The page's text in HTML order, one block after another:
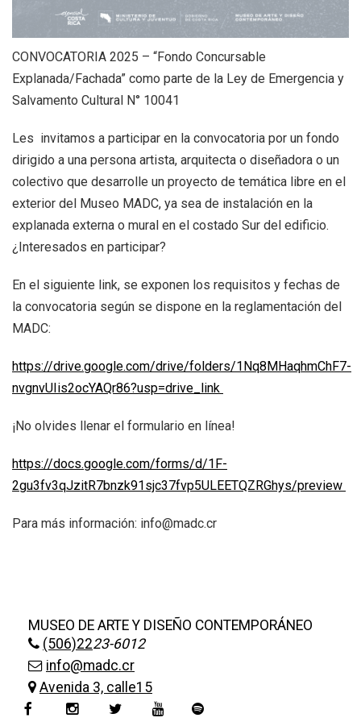
DIRECTORIOS | Tiendas de diseño
+ MESA EJECUTIVA DE ARTES VISUALES
+ SALA DE PRENSA
CONVOCATORIA 2025 – “Fondo Concursable
Explanada/Fachada” como parte de la Ley de Emergencia y
Salvamento Cultural N° 10041
Les invitamos a participar en la convocatoria por un fondo
dirigido a una persona artista, arquitecta o diseñadora o un
colectivo que desarrolle un proyecto de temática libre en el
exterior del Museo MADC, ya sea de instalación en la
explanada externa o mural en el costado Sur del edificio.
¿Interesados en participar?
En el siguiente link, se exponen los requisitos y fechas de
la convocatoria según se dispone en la reglamentación del
MADC:
https://drive.google.com/drive/folders/1Nq8MHaqhmChF7-
nvgnvUIis2ocYAQr86?usp=drive_link
¡No olvides llenar el formulario en línea!
https://docs.google.com/forms/d/1F-
2gu3fv3qJzitR7bnzk91sjc37fvp5ULEETQZRGhys/preview
Para más información: info@madc.cr
MUSEO DE ARTE Y DISEÑO CONTEMPORÁNEO
(506)2223-6012
info@madc.cr
Avenida 3, calle15